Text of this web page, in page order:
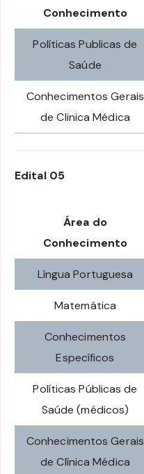
Conhecimento
Políticas Publicas de
Saúde
Conhecimentos Gerais
de Clinica Médica
Edital 05
Área do
Conhecimento
Língua Portuguesa
Matemática
Conhecimentos
Específicos
Políticas Públicas de
Saúde (médicos)
Conhecimentos Gerais
de Clínica Médica